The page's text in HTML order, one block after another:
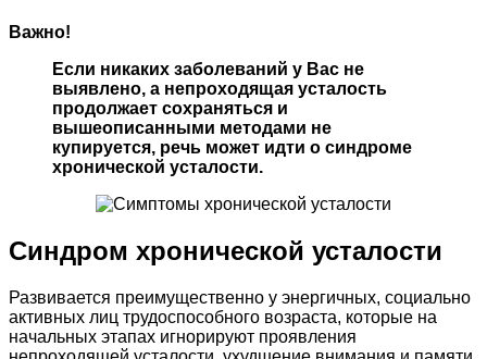
Важно!
Если никаких заболеваний у Вас не
выявлено, а непроходящая усталость
продолжает сохраняться и
вышеописанными методами не
купируется, речь может идти о синдроме
хронической усталости.
Синдром хронической усталости
Развивается преимущественно у энергичных, социально
активных лиц трудоспособного возраста, которые на
начальных этапах игнорируют проявления